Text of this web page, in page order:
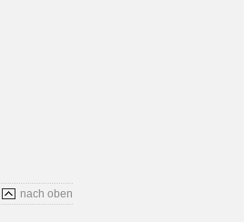
nach oben